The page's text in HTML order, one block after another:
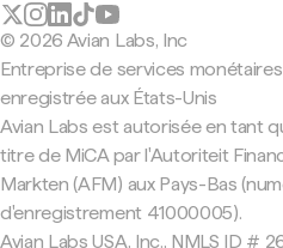
© 2026 Avian Labs, Inc
Entreprise de services monétaires
enregistrée aux États-Unis
Avian Labs est autorisée en tant
titre de MiCA par l'Autoriteit
Markten (AFM) aux Pays-Bas
d'enregistrement 41000005).
Avian Labs USA, Inc., NMLS ID #